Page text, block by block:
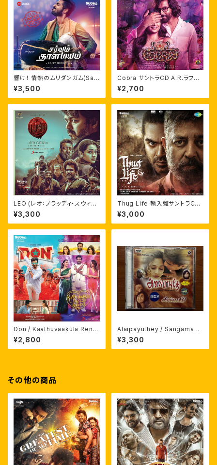
響け！ 情熱のムリダンガム(Sar
vam Thaala Mayam)サントラ
CD ※upgrade再発売
¥3,500
Cobra サントラCD A.R.ラフマ
ーン
¥2,700
LEO (レオ：ブラッディ・スウィー
ト)輸入盤サントラCD
¥3,300
Thug Life 輸入盤サントラCD
劇伴つき A.R.ラフマーン
¥3,000
Don / Kaathuvaakula Rend
u Kaadhal / Mahaan / Mayo
on サントラCD
¥2,800
Alaipayuthey / Sangamam
輸入盤サントラCD A.R.ラフマー
ン
¥3,300
その他の商品